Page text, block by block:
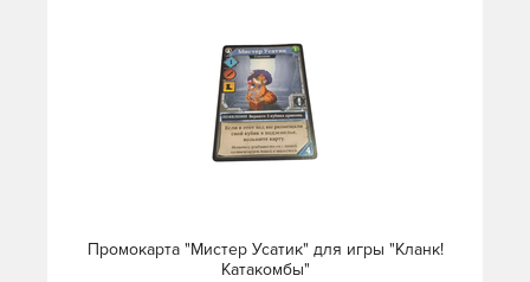
Промокарта "Мистер Усатик" для игры "Кланк!
Катакомбы"